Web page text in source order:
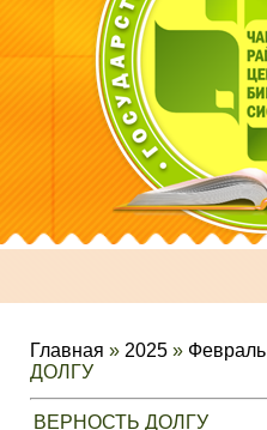
Главная » 2025 » Февраль
ДОЛГУ
ВЕРНОСТЬ ДОЛГУ